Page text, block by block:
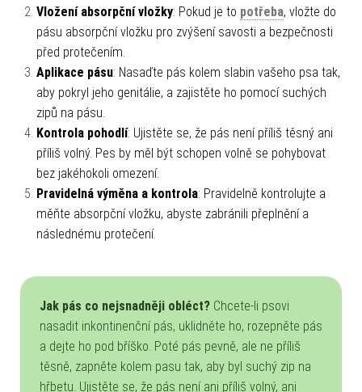
Vložení absorpční vložky: Pokud je to potřeba, vložte do
pásu absorpční vložku pro zvýšení savosti a bezpečnosti
před protečením.
Aplikace pásu: Nasaďte pás kolem slabin vašeho psa tak,
aby pokryl jeho genitálie, a zajistěte ho pomocí suchých
zipů na pásu.
Kontrola pohodlí: Ujistěte se, že pás není příliš těsný ani
příliš volný. Pes by měl být schopen volně se pohybovat
bez jakéhokoli omezení.
Pravidelná výměna a kontrola: Pravidelně kontrolujte a
měňte absorpční vložku, abyste zabránili přeplnění a
následnému protečení.
Jak pás co nejsnadněji obléct? Chcete-li psovi
nasadit inkontinenční pás, uklidněte ho, rozepněte pás
a dejte ho pod bříško. Poté pás pevně, ale ne příliš
těsně, zapněte kolem pasu tak, aby byl suchý zip na
hřbetu. Ujistěte se, že pás není ani příliš volný, ani